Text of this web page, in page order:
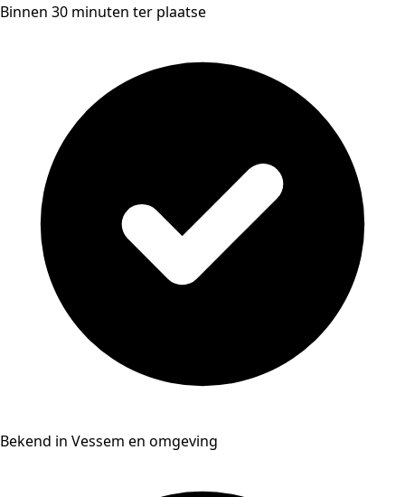
Binnen 30 minuten ter plaatse
Bekend in Vessem en omgeving